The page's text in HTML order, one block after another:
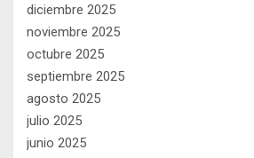
diciembre 2025
noviembre 2025
octubre 2025
septiembre 2025
agosto 2025
julio 2025
junio 2025